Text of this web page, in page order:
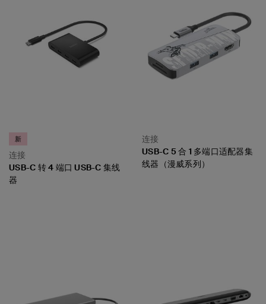
连接
新
USB-C 转 4 端口 USB-C 集线
器
连接
USB-C 5 合 1 多端口适配器集
线器（漫威系列）